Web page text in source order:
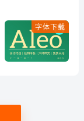
字体下载